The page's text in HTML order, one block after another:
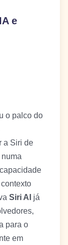
e
o palco do
a Siri de
Siri AI já
para o
em